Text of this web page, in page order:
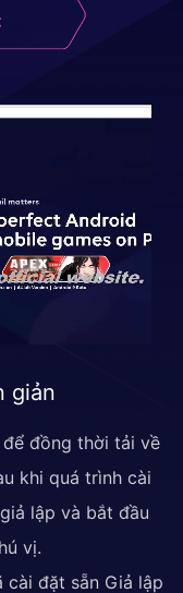
giản
để đồng thời tải về
khi quá trình cài
lập và bắt đầu
vị.
cài đặt sẵn Giả lập